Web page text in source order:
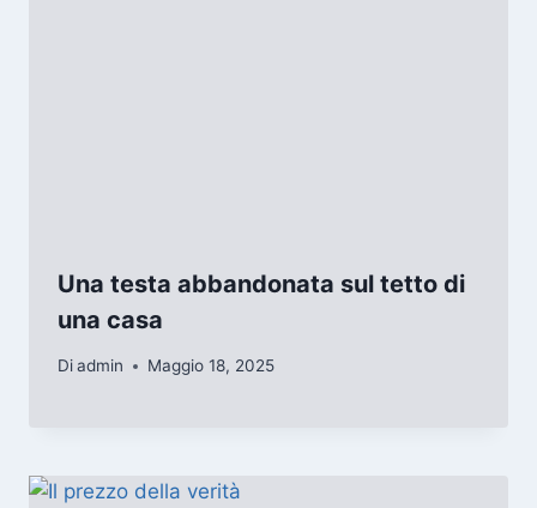
Una testa abbandonata sul tetto di
una casa
Diadmin Maggio 18, 2025